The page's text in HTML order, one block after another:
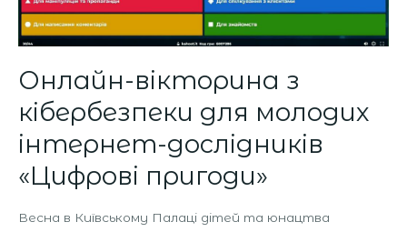
Онлайн-вікторина з
кібербезпеки для молодих
інтернет-дослідників
«Цифрові пригоди»
Весна в Київському Палаці дітей та юнацтва
дослідників
«Цифрові